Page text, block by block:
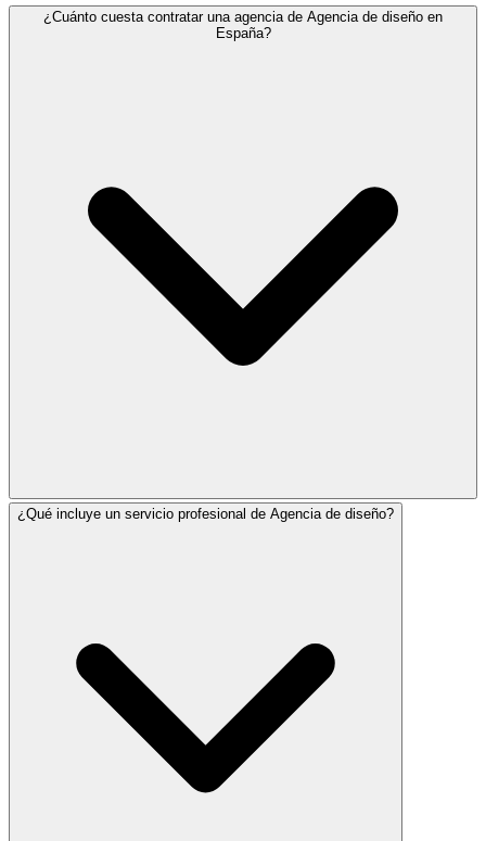
¿Cuánto cuesta contratar una agencia de Agencia de diseño en
España?
¿Qué incluye un servicio profesional de Agencia de diseño?